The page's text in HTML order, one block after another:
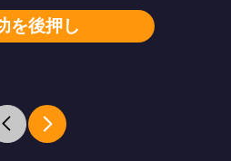
を後押し